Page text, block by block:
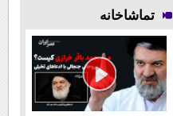
◗پرسش‌نامه◖
تماشاخانه